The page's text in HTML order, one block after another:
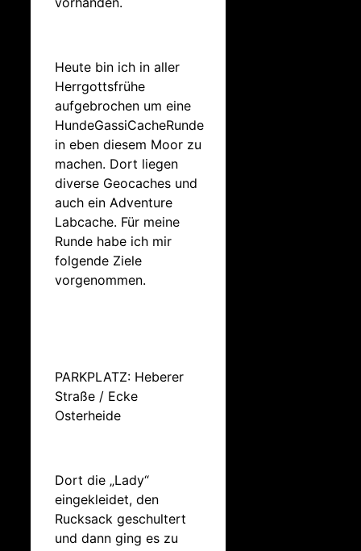
Heute bin ich in aller
Herrgottsfrühe
aufgebrochen um eine
HundeGassiCacheRunde
in eben diesem Moor zu
machen. Dort liegen
diverse Geocaches und
auch ein Adventure
Labcache. Für meine
Runde habe ich mir
folgende Ziele
vorgenommen.
PARKPLATZ: Heberer
Straße / Ecke
Osterheide
Dort die „Lady“
eingekleidet, den
Rucksack geschultert
und dann ging es zu